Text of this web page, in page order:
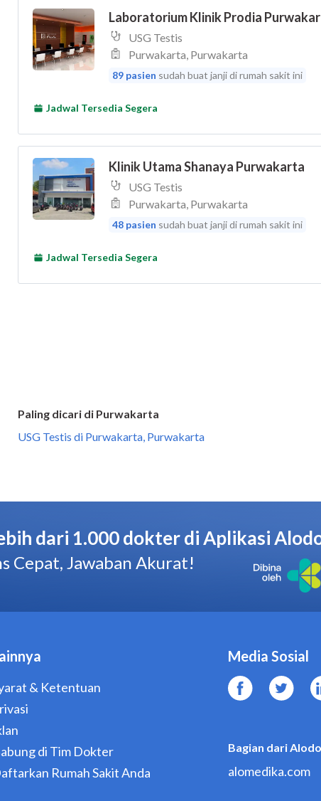
Paling dicari di Purwakarta
USG Testis di Purwakarta, Purwakarta